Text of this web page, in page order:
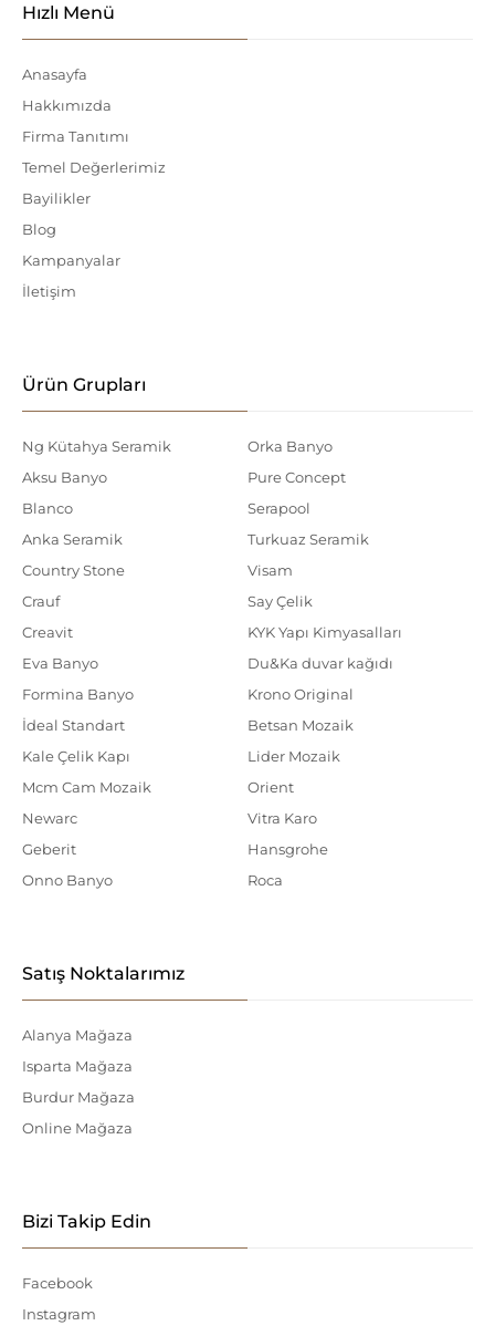
Hızlı Menü
Anasayfa
Hakkımızda
Firma Tanıtımı
Temel Değerlerimiz
Bayilikler
Blog
Kampanyalar
İletişim
Ürün Grupları
Ng Kütahya Seramik
Aksu Banyo
Blanco
Anka Seramik
Country Stone
Crauf
Creavit
Eva Banyo
Formina Banyo
İdeal Standart
Kale Çelik Kapı
Mcm Cam Mozaik
Newarc
Geberit
Onno Banyo
Orka Banyo
Pure Concept
Serapool
Turkuaz Seramik
Visam
Say Çelik
KYK Yapı Kimyasalları
Du&Ka duvar kağıdı
Krono Original
Betsan Mozaik
Lider Mozaik
Orient
Vitra Karo
Hansgrohe
Roca
Satış Noktalarımız
Alanya Mağaza
Isparta Mağaza
Burdur Mağaza
Online Mağaza
Bizi Takip Edin
Facebook
Instagram